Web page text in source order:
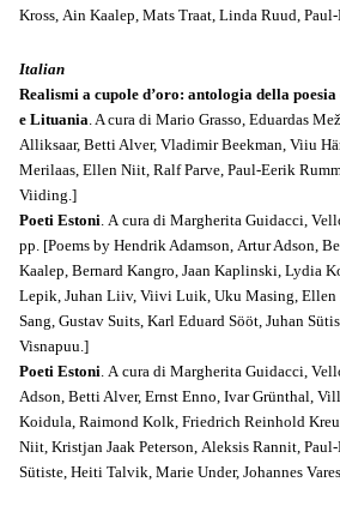
Kross, Ain Kaalep, Mats Traat, Linda Ruud,
Italian
Realismi a cupole d’oro: antologia della
e Lituania. A cura di Mario Grasso, Eduardas
Alliksaar, Betti Alver, Vladimir Beekman, Viiu
Merilaas, Ellen Niit, Ralf Parve, Paul-Eerik
Viiding.]
Poeti Estoni. A cura di Margherita Guidacci,
pp. [Poems by Hendrik Adamson, Artur Adson,
Kaalep, Bernard Kangro, Jaan Kaplinski, Lydia
Lepik, Juhan Liiv, Viivi Luik, Uku Masing, Ellen
Sang, Gustav Suits, Karl Eduard Sööt, Juhan
Visnapuu.]
Poeti Estoni. A cura di Margherita Guidacci,
Adson, Betti Alver, Ernst Enno, Ivar Grünthal,
Koidula, Raimond Kolk, Friedrich Reinhold
Niit, Kristjan Jaak Peterson, Aleksis Rannit,
Sütiste, Heiti Talvik, Marie Under, Johannes